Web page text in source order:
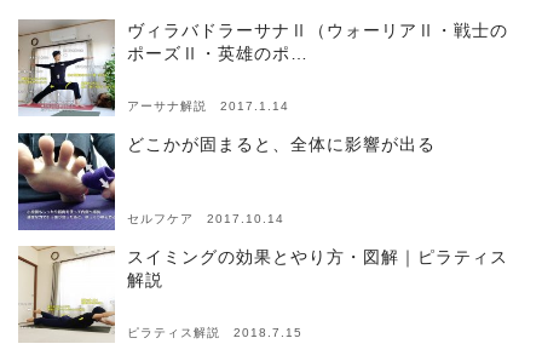
ヴィラバドラーサナⅡ（ウォーリアⅡ・戦士の
ポーズⅡ・英雄のポ…
アーサナ解説 2017.1.14
どこかが固まると、全体に影響が出る
セルフケア 2017.10.14
スイミングの効果とやり方・図解｜ピラティス
解説
ピラティス解説 2018.7.15